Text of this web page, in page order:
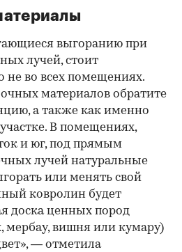
выгоранию при
лучей, стоит
не во всех помещениях.
материалов обратите
а также как именно
В помещениях,
и юг, под прямым
лучей натуральные
или менять свой
ковролин будет
доска ценных пород
мербау, вишня или кумару)
— отметила